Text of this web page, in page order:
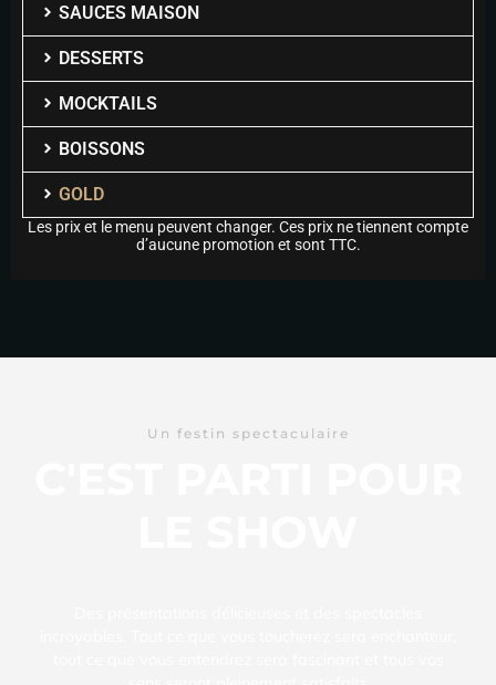
SAUCES MAISON
DESSERTS
MOCKTAILS
BOISSONS
GOLD
Les prix et le menu peuvent changer. Ces prix ne tiennent compte
d’aucune promotion et sont TTC.
Un festin spectaculaire